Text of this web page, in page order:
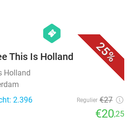
25%
hexagon
events
This Is Holland
Holland
2.396
Regulier €27
€20,25